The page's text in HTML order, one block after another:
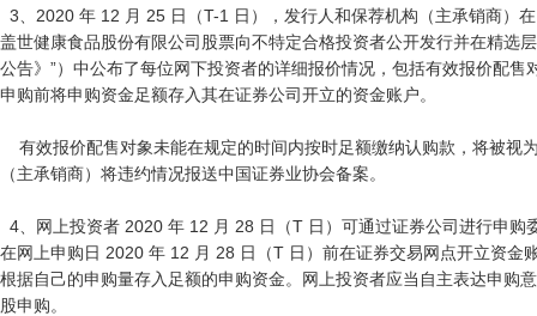
盖世健康食品股份有限公司股票向不特定合格投资者公开发行并在精选
公告》”）中公布了每位网下投资者的详细报价情况，包括有效报价配售
申购前将申购资金足额存入其在证券公司开立的资金账户。
（主承销商）将违约情况报送中国证券业协会备案。
在网上申购日 2020 年 12 月 28 日（T 日）前在证券交易网点开立资金
根据自己的申购量存入足额的申购资金。网上投资者应当自主表达申购
股申购。